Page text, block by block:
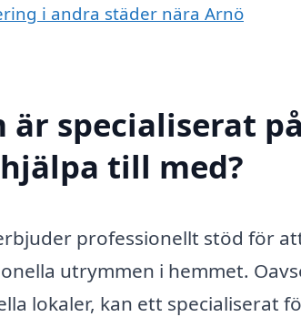
i andra städer nära Arnö
är specialiserat på
till med?
professionellt stöd för
utrymmen i hemmet.
lokaler, kan ett specialiserat